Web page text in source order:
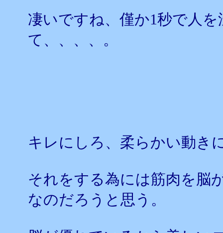
凄いですね、僅か1秒で人
て、、、、。
キレにしろ、柔らかい動き
それをする為には筋肉を脳
なのだろうと思う。